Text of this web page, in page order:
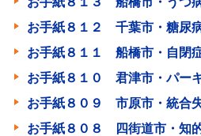
お手紙８１２ 千葉市・糖尿
お手紙８１１ 船橋市・自閉
お手紙８１０ 君津市・パー
お手紙８０９ 市原市・統合
お手紙８０８ 四街道市・知